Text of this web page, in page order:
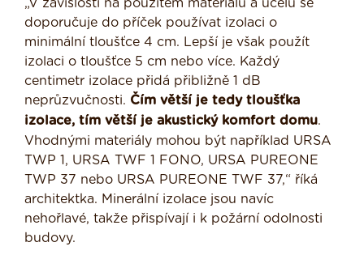
„V závislosti na použitém materiálu a účelu se
doporučuje do příček používat izolaci o
minimální tloušťce 4 cm. Lepší je však použít
izolaci o tloušťce 5 cm nebo více. Každý
centimetr izolace přidá přibližně 1 dB
neprůzvučnosti. Čím větší je tedy tloušťka
izolace, tím větší je akustický komfort domu.
Vhodnými materiály mohou být například URSA
TWP 1, URSA TWF 1 FONO, URSA PUREONE
TWP 37 nebo URSA PUREONE TWF 37,“ říká
architektka. Minerální izolace jsou navíc
nehořlavé, takže přispívají i k požární odolnosti
budovy.